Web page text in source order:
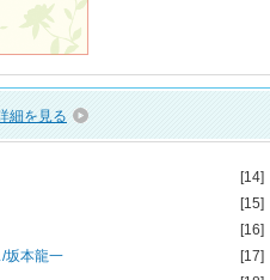
細を見る
坂本龍一
[14]
[15]
[16]
[17]